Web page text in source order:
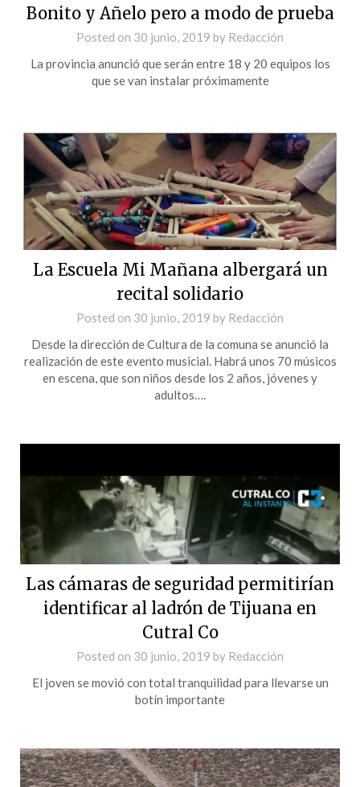
Bonito y Añelo pero a modo de prueba
Posted on 30 junio, 2019 by Redacción
La provincia anunció que serán entre 18 y 20 equipos los
que se van instalar próximamente
La Escuela Mi Mañana albergará un
recital solidario
Posted on 30 junio, 2019 by Redacción
Desde la dirección de Cultura de la comuna se anunció la
realización de este evento musicial. Habrá unos 70 músicos
en escena, que son niños desde los 2 años, jóvenes y
adultos….
Las cámaras de seguridad permitirían
identificar al ladrón de Tijuana en
Cutral Co
Posted on 30 junio, 2019 by Redacción
El joven se movió con total tranquilidad para llevarse un
botín importante